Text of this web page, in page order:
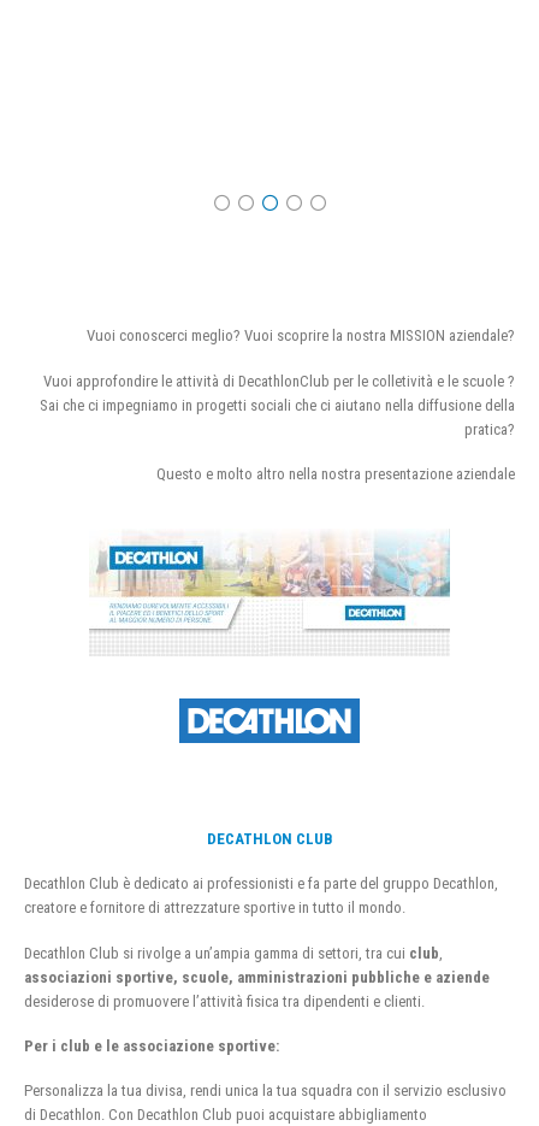
Vuoi conoscerci meglio? Vuoi scoprire la nostra MISSION aziendale?
Vuoi approfondire le attività di DecathlonClub per le colletività e le scuole ?
Sai che ci impegniamo in progetti sociali che ci aiutano nella diffusione della
pratica?
Questo e molto altro nella nostra presentazione aziendale
DECATHLON CLUB
Decathlon Club è dedicato ai professionisti e fa parte del gruppo Decathlon,
creatore e fornitore di attrezzature sportive in tutto il mondo.
Decathlon Club si rivolge a un’ampia gamma di settori, tra cui club
associazioni sportive, scuole, amministrazioni pubbliche e aziende
desiderose di promuovere l’attività fisica tra dipendenti e clienti.
Per i club e le associazione sportive:
Personalizza la tua divisa, rendi unica la tua squadra con il servizio esclusivo
di Decathlon. Con Decathlon Club puoi acquistare abbigliamento